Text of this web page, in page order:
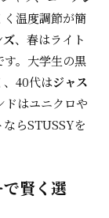
温度調節が簡
ズ、春はライト
す。大学生の黒
、40代はジャス
ドはユニクロや
らSTUSSYを
賢く選